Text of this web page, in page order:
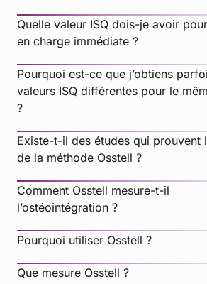
Quelle valeur ISQ dois-je avoir
en charge immédiate ?
Pourquoi est-ce que j’obtiens
valeurs ISQ différentes pour le
?
Existe-t-il des études qui prouvent
de la méthode Osstell ?
Comment Osstell mesure-t-il
l’ostéointégration ?
Pourquoi utiliser Osstell ?
Que mesure Osstell ?